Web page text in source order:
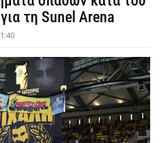
τη Sunel Arena